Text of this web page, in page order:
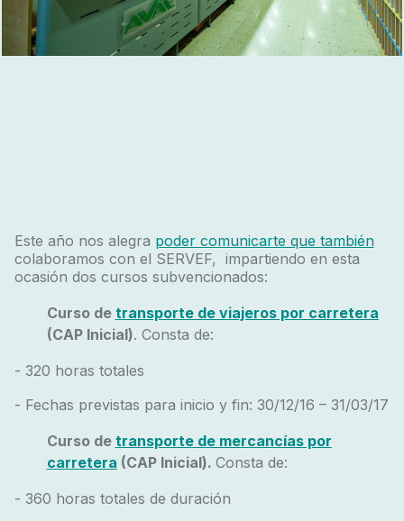
Este año nos alegra poder comunicarte que también
colaboramos con el SERVEF, impartiendo en esta
ocasión dos cursos subvencionados:
Curso de transporte de viajeros por carretera
(CAP Inicial). Consta de:
- 320 horas totales
- Fechas previstas para inicio y fin: 30/12/16 – 31/03/17
Curso de transporte de mercancías por
carretera (CAP Inicial). Consta de:
- 360 horas totales de duración